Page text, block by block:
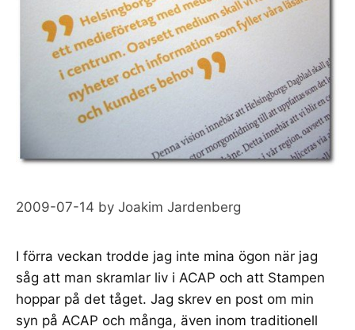
2009-07-14 by Joakim Jardenberg
I förra veckan trodde jag inte mina ögon när jag
såg att man skramlar liv i ACAP och att Stampen
hoppar på det tåget. Jag skrev en post om min
syn på ACAP och många, även inom traditionell